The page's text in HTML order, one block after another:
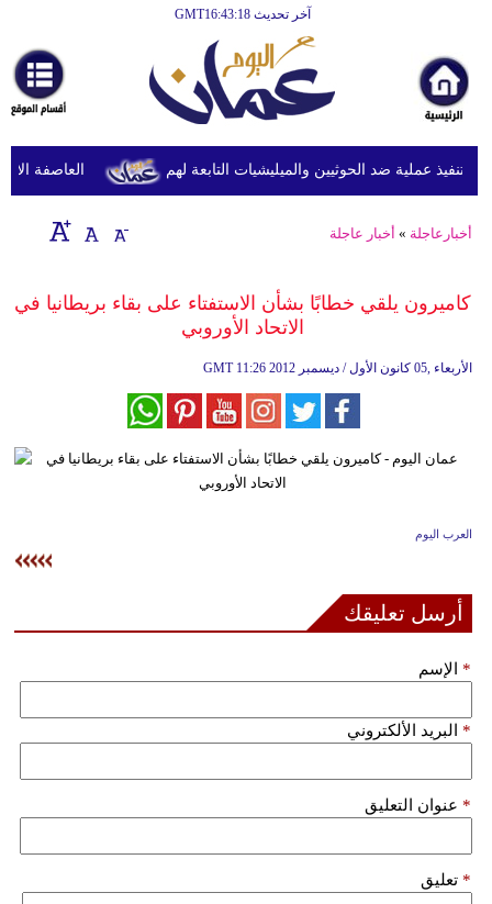
آخر تحديث GMT16:43:18
أخبارعاجلة
رياضة
ثقافة
إقتصاد
وموسيقى
سياحة
ديكور
مرأة
وتكنولوجيا
العاصفة عملية ضد الحوثيين والميليشيات التابعة لهم
أخبارعاجلة » أخبار عاجلة
كاميرون يلقي خطابًا بشأن الاستفتاء على بقاء بريطانيا في
الاتحاد الأوروبي
GMT 11:26 2012 الأربعاء ,05 كانون الأول / ديسمبر
العرب اليوم
أرسل تعليقك
الإسم *
البريد الألكتروني *
عنوان التعليق *
تعليق *